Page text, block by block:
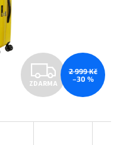
Z
D
A
ZDARMA
2 999 Kč
–30 %